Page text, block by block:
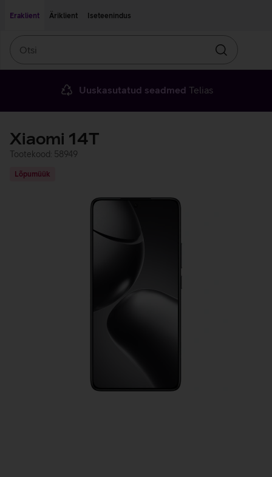
Eraklient
Äriklient Iseteenindus
Otsin
Uuskasutatud seadmed Telias
Xiaomi 14T
Tootekood: 58949
Lõpumüük